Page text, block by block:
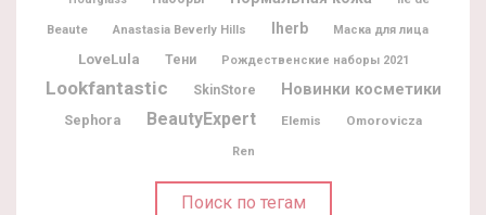
Beaute
Anastasia Beverly Hills Iherb Маска для лица
LoveLula Тени Рождественские наборы 2021
Lookfantastic SkinStore Новинки косметики
Sephora BeautyExpert Elemis Omorovicza
Ren
Поиск по тегам